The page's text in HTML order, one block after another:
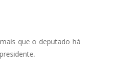
que o deputado há